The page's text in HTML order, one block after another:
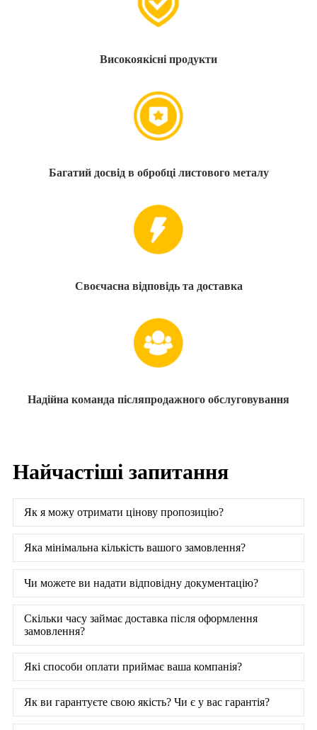
Високоякісні продукти
Багатий досвід в обробці листового металу
Своєчасна відповідь та доставка
Надійна команда післяпродажного обслуговування
Найчастіші запитання
Як я можу отримати цінову пропозицію?
Яка мінімальна кількість вашого замовлення?
Чи можете ви надати відповідну документацію?
Скільки часу займає доставка після оформлення
замовлення?
Які способи оплати приймає ваша компанія?
Як ви гарантуєте свою якість? Чи є у вас гарантія?